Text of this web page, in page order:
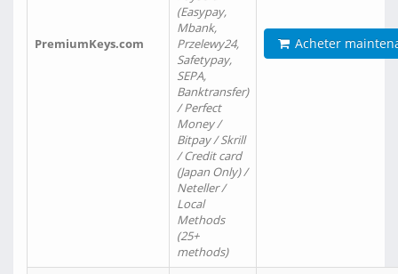
PremiumKeys.com
(Easypay,
Mbank,
Przelewy24,
Safetypay,
SEPA,
Banktransfer)
/ Perfect
Money /
Bitpay / Skrill
/ Credit card
(Japan Only) /
Neteller /
Local
Methods
(25+
methods)
Acheter